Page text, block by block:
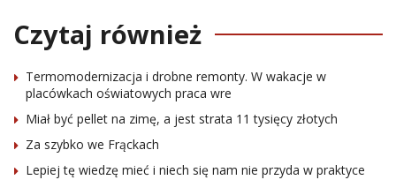
Czytaj również
Termomodernizacja i drobne remonty. W wakacje w
placówkach oświatowych praca wre
Miał być pellet na zimę, a jest strata 11 tysięcy złotych
Za szybko we Frąckach
Lepiej tę wiedzę mieć i niech się nam nie przyda w praktyce